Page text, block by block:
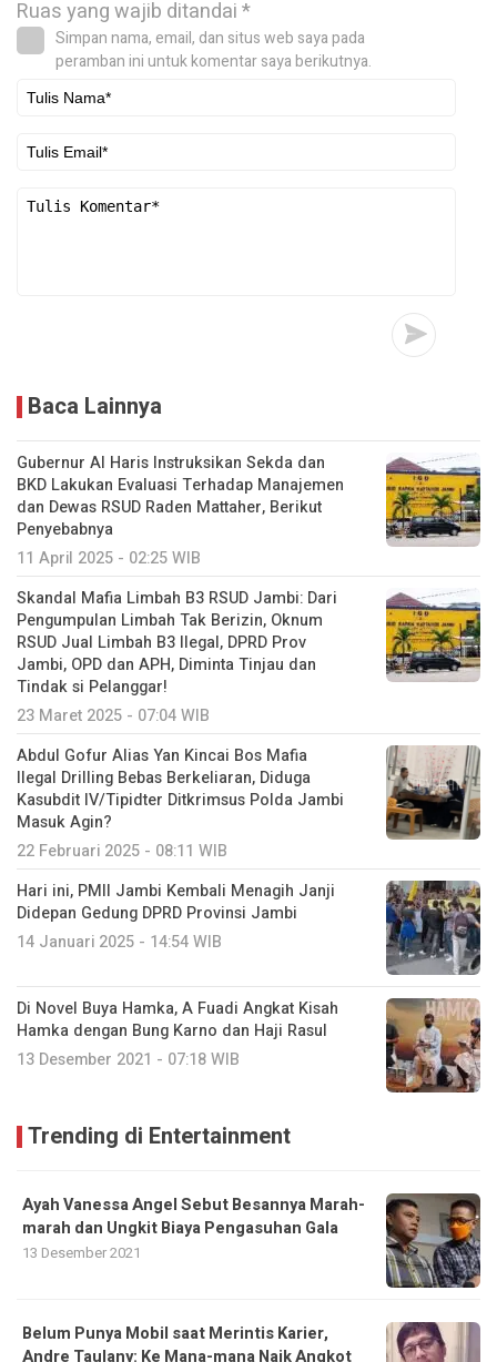
Ruas yang wajib ditandai*
Simpan nama, email, dan situs web saya pada
peramban ini untuk komentar saya berikutnya.
Baca Lainnya
Gubernur Al Haris Instruksikan Sekda dan
BKD Lakukan Evaluasi Terhadap Manajemen
dan Dewas RSUD Raden Mattaher, Berikut
Penyebabnya
11 April 2025 - 02:25 WIB
Skandal Mafia Limbah B3 RSUD Jambi: Dari
Pengumpulan Limbah Tak Berizin, Oknum
RSUD Jual Limbah B3 Ilegal, DPRD Prov
Jambi, OPD dan APH, Diminta Tinjau dan
Tindak si Pelanggar!
23 Maret 2025 - 07:04 WIB
Abdul Gofur Alias Yan Kincai Bos Mafia
Ilegal Drilling Bebas Berkeliaran, Diduga
Kasubdit IV/Tipidter Ditkrimsus Polda Jambi
Masuk Agin?
22 Februari 2025 - 08:11 WIB
Hari ini, PMII Jambi Kembali Menagih Janji
Didepan Gedung DPRD Provinsi Jambi
14 Januari 2025 - 14:54 WIB
Di Novel Buya Hamka, A Fuadi Angkat Kisah
Hamka dengan Bung Karno dan Haji Rasul
13 Desember 2021 - 07:18 WIB
Trending di Entertainment
Ayah Vanessa Angel Sebut Besannya Marah-
marah dan Ungkit Biaya Pengasuhan Gala
13 Desember 2021
Belum Punya Mobil saat Merintis Karier,
Andre Taulany: Ke Mana-mana Naik Angkot